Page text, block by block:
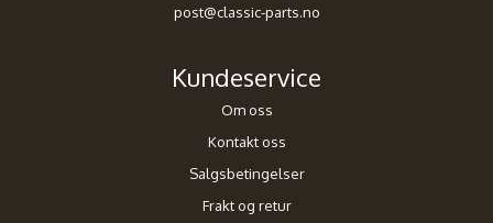
post@classic-parts.no
Kundeservice
Om oss
Kontakt oss
Salgsbetingelser
Frakt og retur